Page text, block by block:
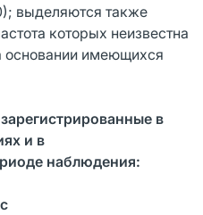
выделяются также
которых неизвестна
основании имеющихся
в
и в
наблюдения: